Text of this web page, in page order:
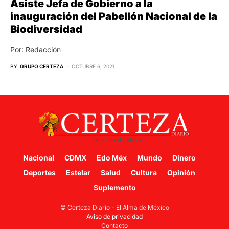
Asiste Jefa de Gobierno a la
inauguración del Pabellón Nacional de la
Biodiversidad
Por: Redacción
BY GRUPO CERTEZA OCTUBRE 6, 2021
Nacional CDMX Edo Méx Mundo
Dinero
Deportes
Estelar Salud Cultura
Opinión
Suplemento
© Certeza Diario - El Alma de México
Aviso de privacidad
Contacto